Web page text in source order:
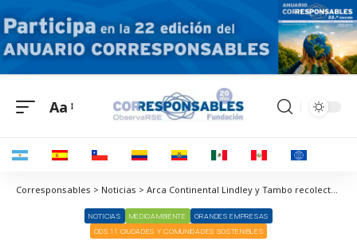
Aa
Corresponsables > Noticias > Arca Continental Lindley y Tambo recolectaron más de 1 tonelada de envases PET en campaña de reciclaje
NOTICIAS MEDIOAMBIENTE
GRANDES EMPRESAS
ODS 11 CIUDADES Y COMUNIDADES SOSTENIBLES